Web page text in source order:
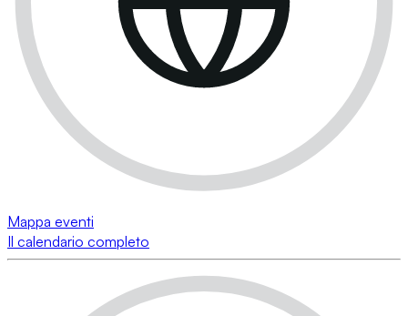
Mappa eventi
Il calendario completo